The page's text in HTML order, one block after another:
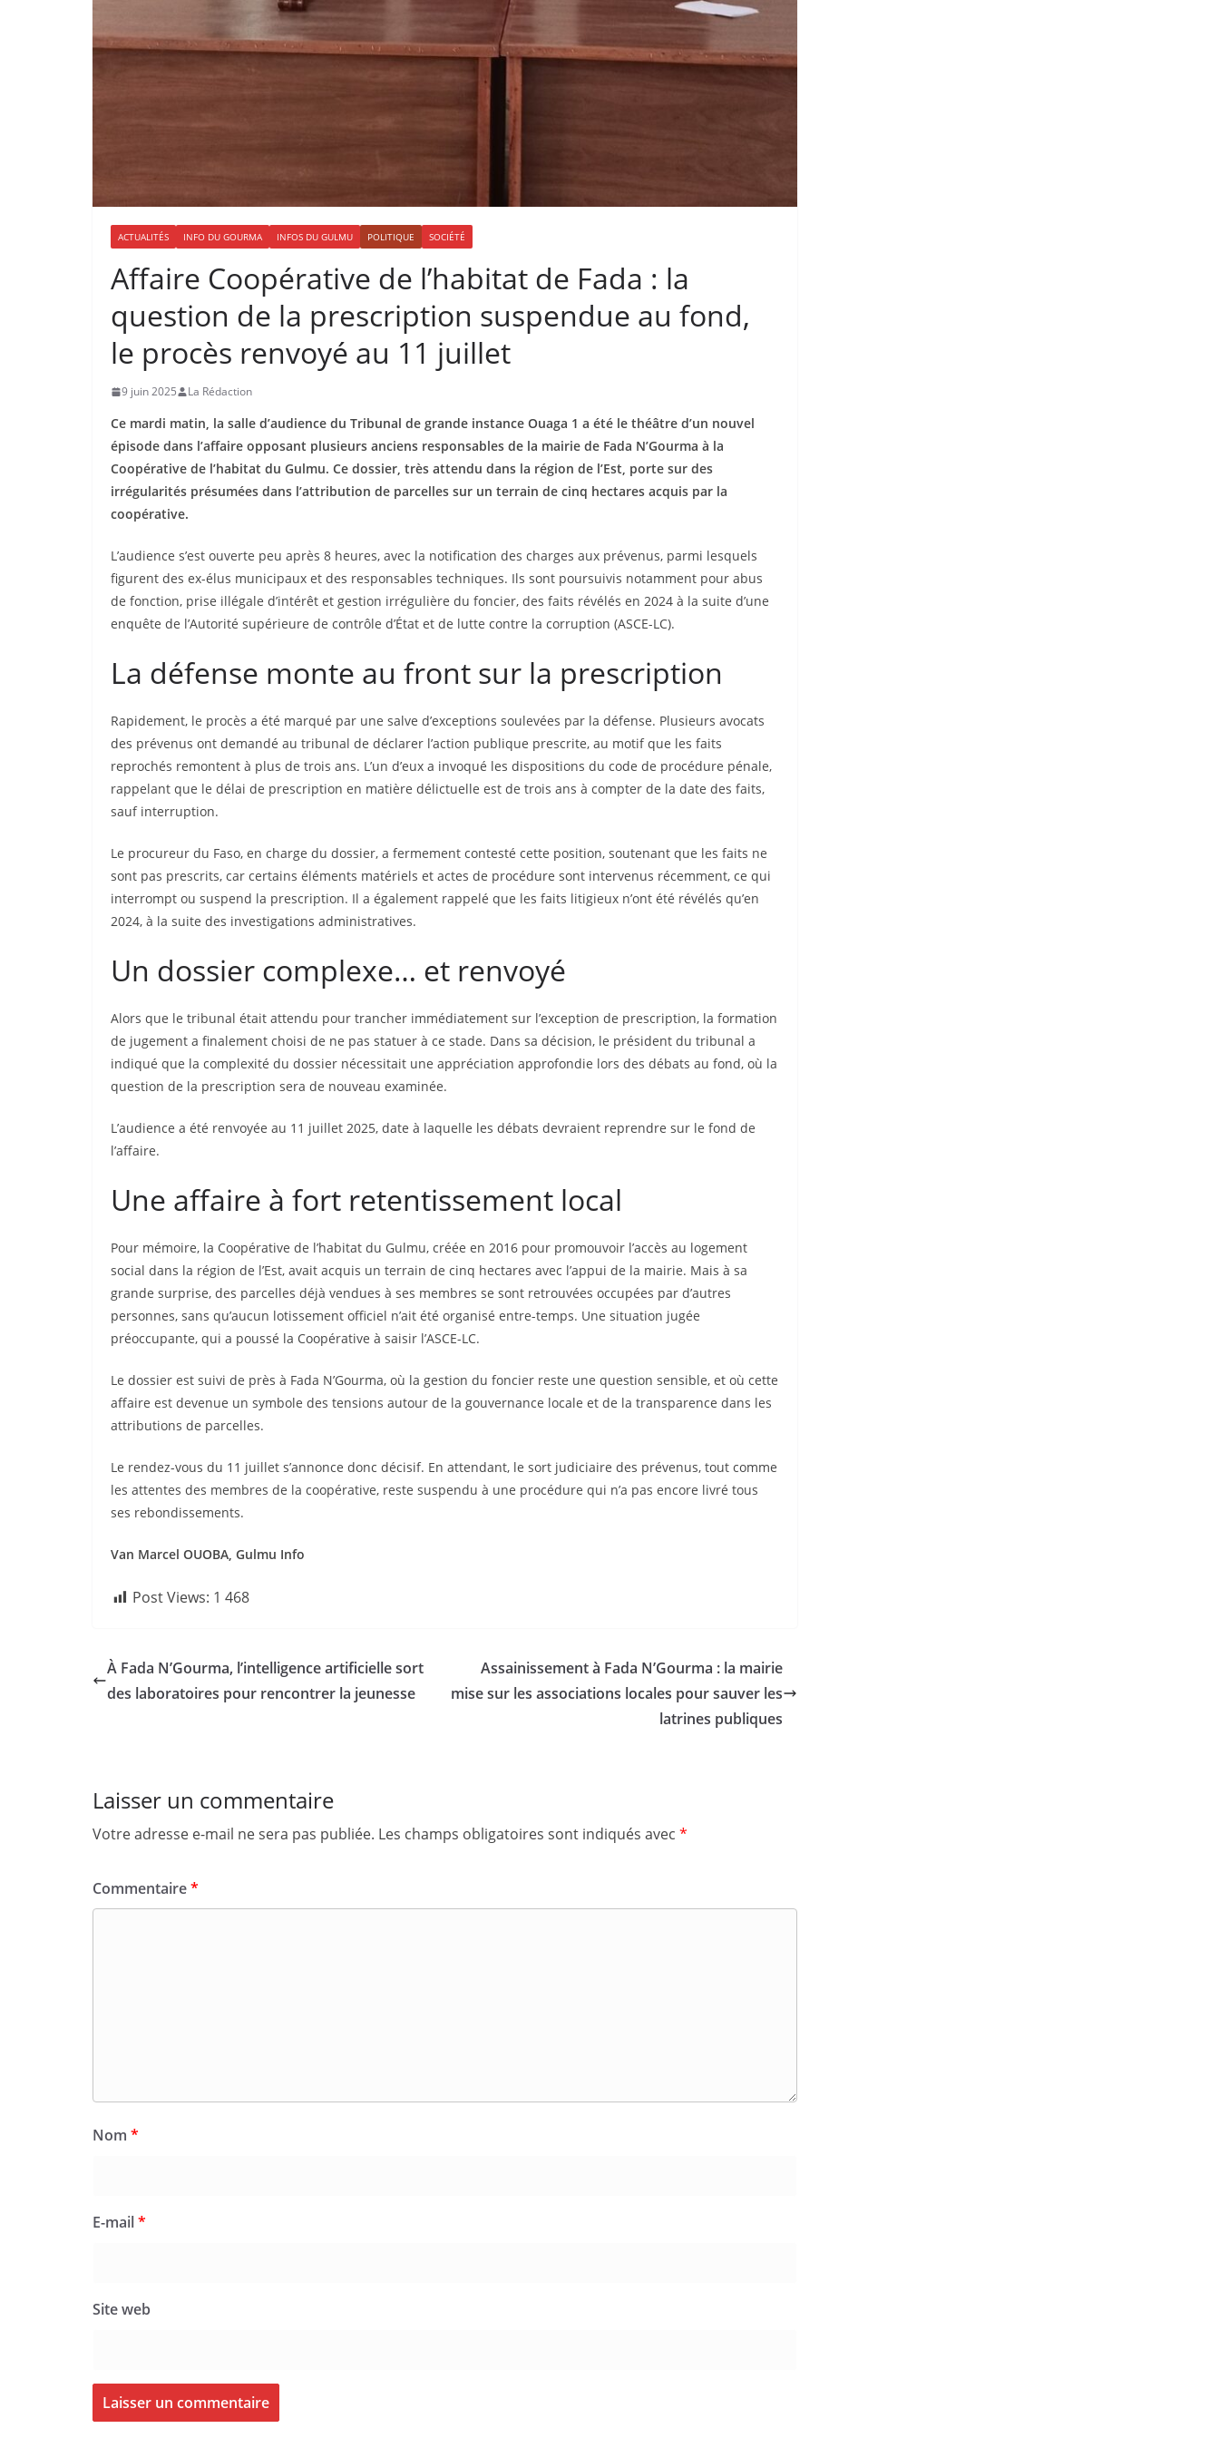
ACTUALITÉS INFO DU GOURMA INFOS DU GULMU POLITIQUE SOCIÉTÉ
Affaire Coopérative de l’habitat de Fada : la
question de la prescription suspendue au fond,
le procès renvoyé au 11 juillet
9 juin 2025 La Rédaction
Ce mardi matin, la salle d’audience du Tribunal de grande instance Ouaga 1 a été le théâtre d’un nouvel
épisode dans l’affaire opposant plusieurs anciens responsables de la mairie de Fada N’Gourma à la
Coopérative de l’habitat du Gulmu. Ce dossier, très attendu dans la région de l’Est, porte sur des
irrégularités présumées dans l’attribution de parcelles sur un terrain de cinq hectares acquis par la
coopérative.
L’audience s’est ouverte peu après 8 heures, avec la notification des charges aux prévenus, parmi lesquels
figurent des ex-élus municipaux et des responsables techniques. Ils sont poursuivis notamment pour abus
de fonction, prise illégale d’intérêt et gestion irrégulière du foncier, des faits révélés en 2024 à la suite d’une
enquête de l’Autorité supérieure de contrôle d’État et de lutte contre la corruption (ASCE-LC).
La défense monte au front sur la prescription
Rapidement, le procès a été marqué par une salve d’exceptions soulevées par la défense. Plusieurs avocats
des prévenus ont demandé au tribunal de déclarer l’action publique prescrite, au motif que les faits
reprochés remontent à plus de trois ans. L’un d’eux a invoqué les dispositions du code de procédure pénale,
rappelant que le délai de prescription en matière délictuelle est de trois ans à compter de la date des faits,
sauf interruption.
Le procureur du Faso, en charge du dossier, a fermement contesté cette position, soutenant que les faits ne
sont pas prescrits, car certains éléments matériels et actes de procédure sont intervenus récemment, ce qui
interrompt ou suspend la prescription. Il a également rappelé que les faits litigieux n’ont été révélés qu’en
2024, à la suite des investigations administratives.
Un dossier complexe… et renvoyé
Alors que le tribunal était attendu pour trancher immédiatement sur l’exception de prescription, la formation
de jugement a finalement choisi de ne pas statuer à ce stade. Dans sa décision, le président du tribunal a
indiqué que la complexité du dossier nécessitait une appréciation approfondie lors des débats au fond, où la
question de la prescription sera de nouveau examinée.
L’audience a été renvoyée au 11 juillet 2025, date à laquelle les débats devraient reprendre sur le fond de
l’affaire.
Une affaire à fort retentissement local
Pour mémoire, la Coopérative de l’habitat du Gulmu, créée en 2016 pour promouvoir l’accès au logement
social dans la région de l’Est, avait acquis un terrain de cinq hectares avec l’appui de la mairie. Mais à sa
grande surprise, des parcelles déjà vendues à ses membres se sont retrouvées occupées par d’autres
personnes, sans qu’aucun lotissement officiel n’ait été organisé entre-temps. Une situation jugée
préoccupante, qui a poussé la Coopérative à saisir l’ASCE-LC.
Le dossier est suivi de près à Fada N’Gourma, où la gestion du foncier reste une question sensible, et où cette
affaire est devenue un symbole des tensions autour de la gouvernance locale et de la transparence dans les
attributions de parcelles.
Le rendez-vous du 11 juillet s’annonce donc décisif. En attendant, le sort judiciaire des prévenus, tout comme
les attentes des membres de la coopérative, reste suspendu à une procédure qui n’a pas encore livré tous
ses rebondissements.
Van Marcel OUOBA, Gulmu Info
Post Views: 1 468
À Fada N’Gourma, l’intelligence artificielle sort
des laboratoires pour rencontrer la jeunesse
Assainissement à Fada N’Gourma : la mairie
mise sur les associations locales pour sauver les
latrines publiques
Laisser un commentaire
Votre adresse e-mail ne sera pas publiée. Les champs obligatoires sont indiqués avec *
Commentaire*
Nom *
E-mail*
Site web